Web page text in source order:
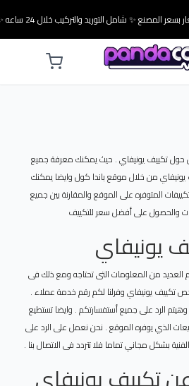
المصنع ✨ شامل التوريد والتركيب خلال 24 ساعه ✨
حول تكييف يونيفاي . حيث يمكنك معرفة جميع
من خلال موقع باندا كول وايضا يمكنك
المتوفره على الموقع والمقارنة بين جميع
والحصول على أفضل سعر للتكييف
يونيفاي
العديد من المعلومات التى تحتاجه ومع ذلك فى
تكييف يونيفاي وفرلنا لكم رقم خدمة عملاء .
الرد على جميع أستفسارتكم . وايضا تستطيع
الذي يوفره الموقع . نحن نعمل على الرد على
بشكل مجاني تماما فلا تتردد فى الاتصال بنا .